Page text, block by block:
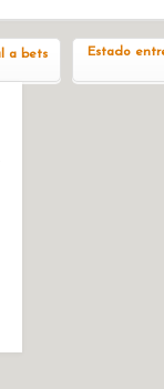
a bets
Estado